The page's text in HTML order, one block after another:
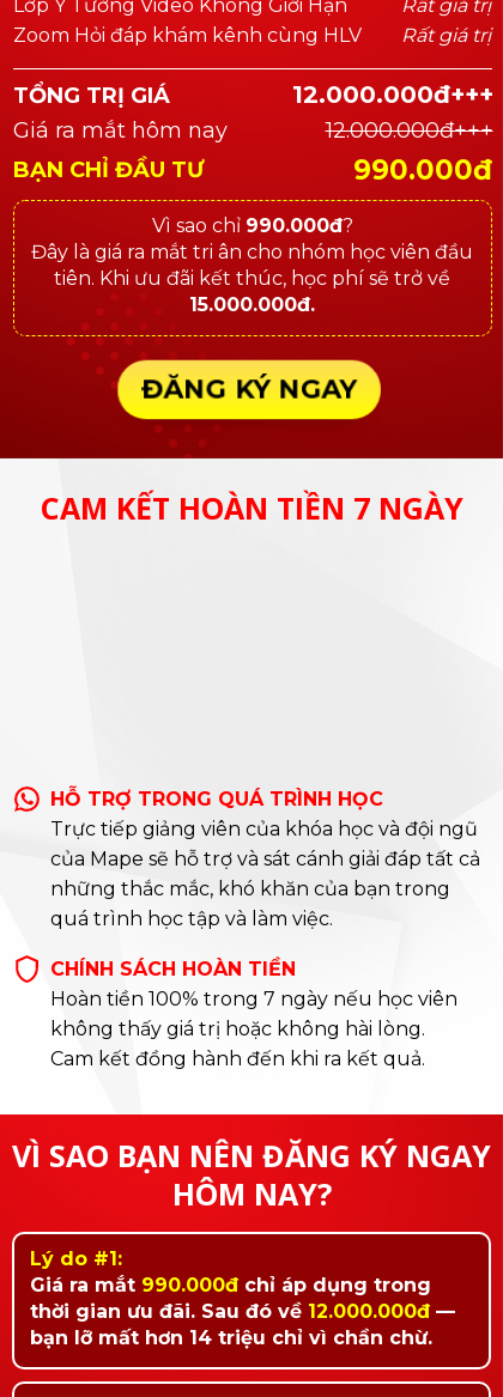
Vì sao chỉ 990.000đ?
Đây là giá ra mắt tri ân cho nhóm học viên đầu
tiên. Khi ưu đãi kết thúc, học phí sẽ trở về
15.000.000đ.
ĐĂNG KÝ NGAY
Lớp Ý Tưởng Video Không Giới Hạn
Zoom Hỏi đáp khám kênh cùng HLV
Rất giá trị
Rất giá trị
TỔNG TRỊ GIÁ 12.000.000đ+++
BẠN CHỈ ĐẦU TƯ 990.000đ
Giá ra mắt hôm nay 12.000.000đ+++
CAM KẾT HOÀN TIỀN 7 NGÀY
CHÍNH SÁCH HOÀN TIỀN
Hoàn tiền 100% trong 7 ngày nếu học viên
không thấy giá trị hoặc không hài lòng.
Cam kết đồng hành đến khi ra kết quả.
HỖ TRỢ TRONG QUÁ TRÌNH HỌC
Trực tiếp giảng viên của khóa học và đội ngũ
của Mape sẽ hỗ trợ và sát cánh giải đáp tất cả
những thắc mắc, khó khăn của bạn trong
quá trình học tập và làm việc.
VÌ SAO BẠN NÊN ĐĂNG KÝ NGAY
HÔM NAY?
Lý do #1:
Giá ra mắt 990.000đchỉ áp dụng trong
thời gian ưu đãi. Sau đó về 12.000.000đ—
bạn lỡ mất hơn 14 triệu chỉ vì chần chừ.